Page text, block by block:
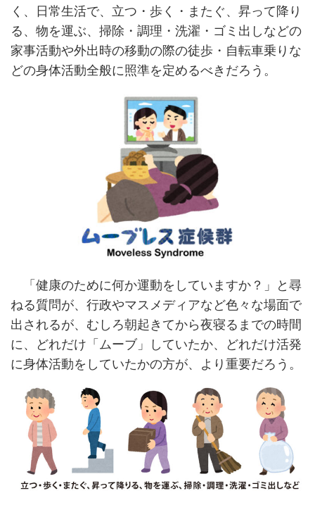
く、日常生活で、立つ・歩く・またぐ、昇って降り
る、物を運ぶ、掃除・調理・洗濯・ゴミ出しなどの
家事活動や外出時の移動の際の徒歩・自転車乗りな
どの身体活動全般に照準を定めるべきだろう。
「健康のために何か運動をしていますか？」と尋
ねる質問が、行政やマスメディアなど色々な場面で
出されるが、むしろ朝起きてから夜寝るまでの時間
に、どれだけ「ムーブ」していたか、どれだけ活発
に身体活動をしていたかの方が、より重要だろう。